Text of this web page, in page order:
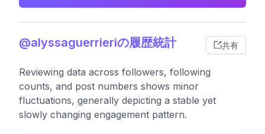
@alyssaguerrieriの履歴統計 共有
Reviewing data across followers, following
counts, and post numbers shows minor
fluctuations, generally depicting a stable yet
slowly changing engagement pattern.